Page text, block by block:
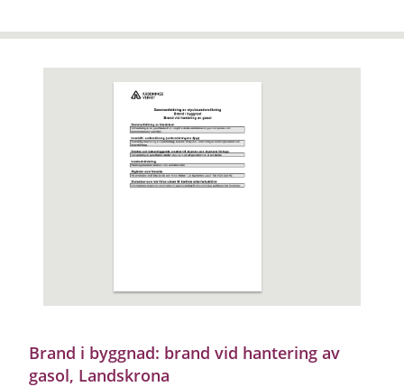
Brand i byggnad: brand vid hantering av
gasol, Landskrona